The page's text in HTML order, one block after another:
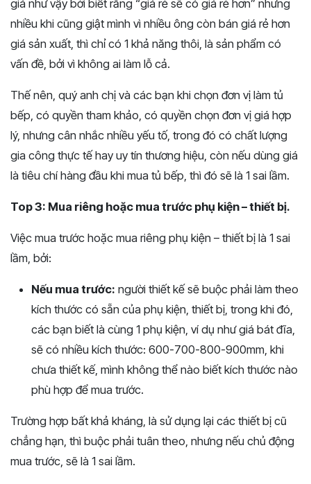
giá như vậy bởi biết rằng “giá rẻ sẽ có giá rẻ hơn” nhưng
nhiều khi cũng giật mình vì nhiều ông còn bán giá rẻ hơn
giá sản xuất, thì chỉ có 1 khả năng thôi, là sản phẩm có
vấn đề, bởi vì không ai làm lỗ cả.
Thế nên, quý anh chị và các bạn khi chọn đơn vị làm tủ
bếp, có quyền tham khảo, có quyền chọn đơn vị giá hợp
lý, nhưng cân nhắc nhiều yếu tố, trong đó có chất lượng
gia công thực tế hay uy tín thương hiệu, còn nếu dùng giá
là tiêu chí hàng đầu khi mua tủ bếp, thì đó sẽ là 1 sai lầm.
Top 3: Mua riêng hoặc mua trước phụ kiện – thiết bị.
Việc mua trước hoặc mua riêng phụ kiện – thiết bị là 1 sai
lầm, bởi:
Nếu mua trước: người thiết kế sẽ buộc phải làm theo
kích thước có sẵn của phụ kiện, thiết bị, trong khi đó,
các bạn biết là cùng 1 phụ kiện, ví dụ như giá bát đĩa,
sẽ có nhiều kích thước: 600-700-800-900mm, khi
chưa thiết kế, mình không thể nào biết kích thước nào
phù hợp để mua trước.
Trường hợp bất khả kháng, là sử dụng lại các thiết bị cũ
chẳng hạn, thì buộc phải tuân theo, nhưng nếu chủ động
mua trước, sẽ là 1 sai lầm.